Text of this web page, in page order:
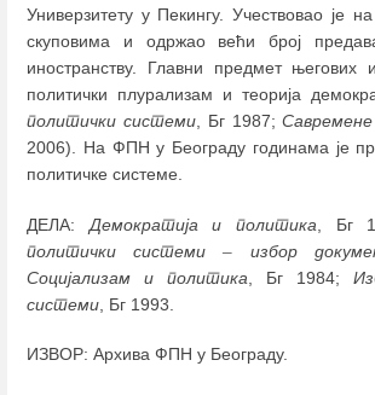
Универзитету у Пекингу. Учествовао је
скуповима и одржао већи број
иностранству. Главни предмет његових
политички плурализам и теорија
политички системи, Бг 1987;
2006). На ФПН у Београду годинама је
политичке системе.
ДЕЛА: Демократија и политика , Бг
политички системи– избор
Социјализам и политика , Бг 1984;
системи , Бг 1993.
ИЗВОР: Архива ФПН у Београду.